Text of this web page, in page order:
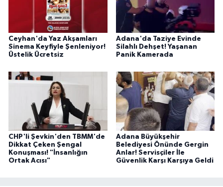
Ceyhan'da Yaz Akşamları
Sinema Keyfiyle Şenleniyor!
Üstelik Ücretsiz
Adana'da Taziye Evinde
Silahlı Dehşet! Yaşanan
Panik Kamerada
CHP'li Şevkin'den TBMM'de
Dikkat Çeken Şengal
Konuşması! "İnsanlığın
Ortak Acısı"
Adana Büyükşehir
Belediyesi Önünde Gergin
Anlar! Servisçiler İle
Güvenlik Karşı Karşıya Geldi